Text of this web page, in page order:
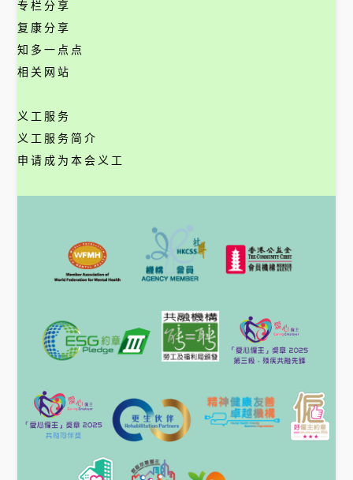
专栏分享
复康分享
知多一点点
相关网站
义工服务
义工服务简介
申请成为本会义工